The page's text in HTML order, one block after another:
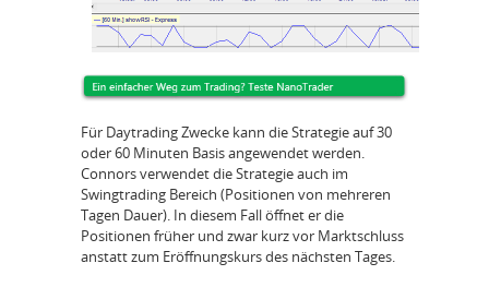
Für Daytrading Zwecke kann die Strategie auf 30
oder 60 Minuten Basis angewendet werden.
Connors verwendet die Strategie auch im
Swingtrading Bereich (Positionen von mehreren
Tagen Dauer). In diesem Fall öffnet er die
Positionen früher und zwar kurz vor Marktschluss
anstatt zum Eröffnungskurs des nächsten Tages.